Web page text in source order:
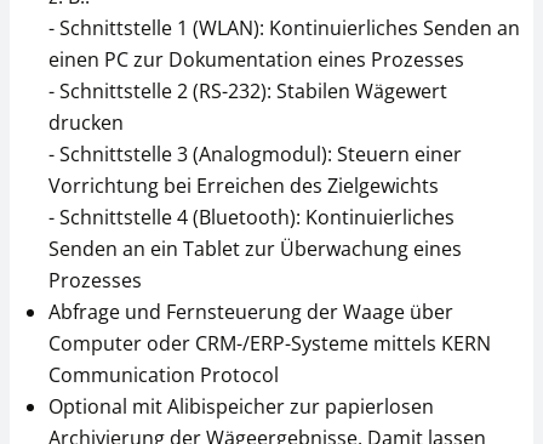
ESD-Erdungsset YGR-
01
CHF 54,00
CHF 58,37 inkl. Mwst.
- Schnittstelle 1 (WLAN): Kontinuierliches Senden an
einen PC zur Dokumentation eines Prozesses
- Schnittstelle 2 (RS-232): Stabilen Wägewert
drucken
- Schnittstelle 3 (Analogmodul): Steuern einer
Vorrichtung bei Erreichen des Zielgewichts
- Schnittstelle 4 (Bluetooth): Kontinuierliches
Senden an ein Tablet zur Überwachung eines
Prozesses
Abfrage und Fernsteuerung der Waage über
Computer oder CRM-/ERP-Systeme mittels KERN
Communication Protocol
Optional mit Alibispeicher zur papierlosen
Archivierung der Wägeergebnisse. Damit lassen